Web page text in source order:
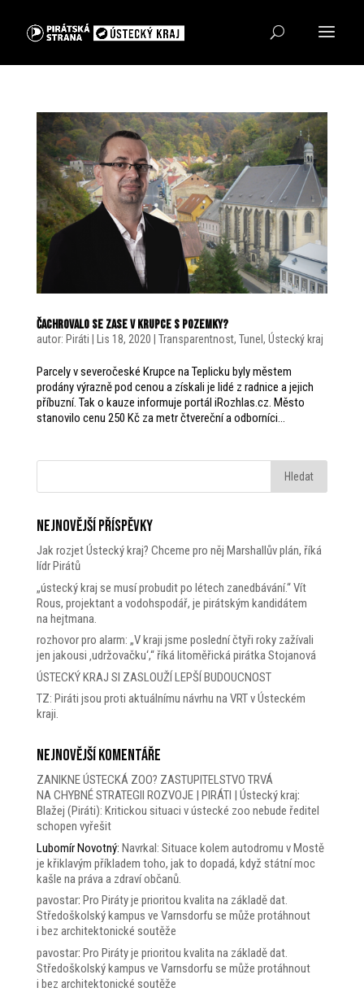
Čachrovalo se zase v Krupce s pozemky?
autor: Piráti Lis 18, 2020 Transparentnost, Tunel , Ústecký kraj
Parcely v severočeské Krupce na Teplicku byly městem
prodány výrazně pod cenou a získali je lidé z radnice a jejich
příbuzní. Tak o kauze informuje portál iRozhlas.cz. Město
stanovilo cenu 250 Kč za metr čtvereční a odborníci...
Nejnovější příspěvky
Jak rozjet Ústecký kraj? Chceme pro něj Marshallův plán, říká
lídr Pirátů
„ústecký kraj se musí probudit po létech zanedbávání.“ Vít
Rous, projektant a vodohspodář, je pirátským kandidátem
na hejtmana.
rozhovor pro alarm: „V kraji jsme poslední čtyři roky zažívali
jen jakousi ‚udržovačku‘,“ říká litoměřická pirátka Stojanová
ÚSTECKÝ KRAJ SI ZASLOUŽÍ LEPŠÍ BUDOUCNOST
TZ: Piráti jsou proti aktuálnímu návrhu na VRT v Ústeckém
kraji.
Nejnovější komentáře
ZANIKNE ÚSTECKÁ ZOO? ZASTUPITELSTVO TRVÁ
NA CHYBNÉ STRATEGII ROZVOJE | PIRÁTI | Ústecký kraj:
Blažej (Piráti): Kritickou situaci v ústecké zoo nebude ředitel
schopen vyřešit
Lubomír Novotný: Navrkal: Situace kolem autodromu v Mostě
je křiklavým příkladem toho, jak to dopadá, když státní moc
kašle na práva a zdraví občanů.
pavostar: Pro Piráty je prioritou kvalita na základě dat.
Středoškolský kampus ve Varnsdorfu se může protáhnout
i bez architektonické soutěže
pavostar: Pro Piráty je prioritou kvalita na základě dat.
Středoškolský kampus ve Varnsdorfu se může protáhnout
i bez architektonické soutěže